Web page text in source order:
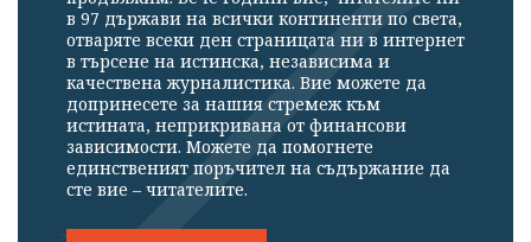
в 97 държави на всички континенти по света,
отваряте всеки ден страницата ни в интернет
в търсене на истинска, независима и
качествена журналистика. Вие можете да
допринесете за нашия стремеж към
истината, неприкривана от финансови
зависимости. Можете да помогнете
единственият поръчител на съдържание да
сте вие – читателите.